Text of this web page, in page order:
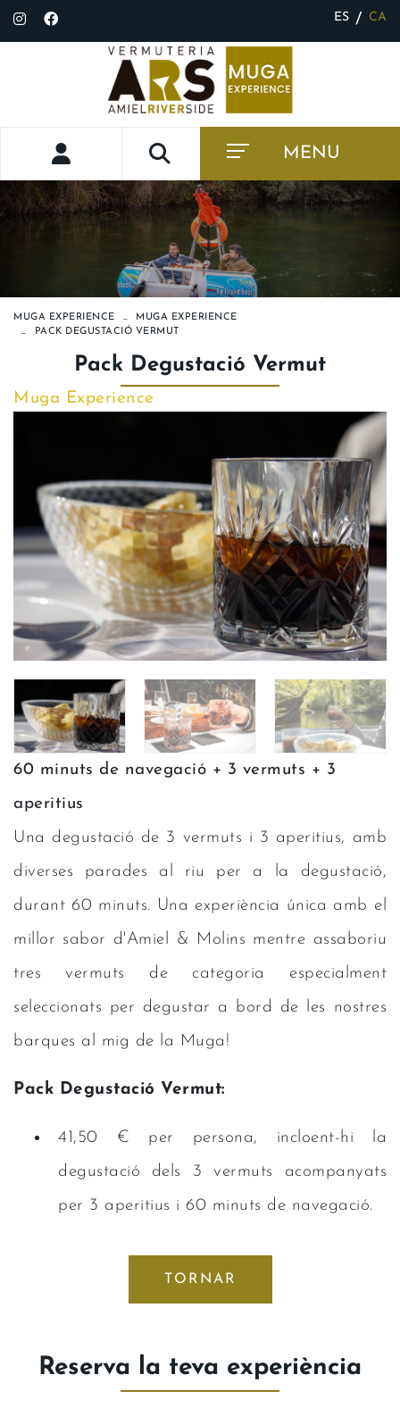
ES / CA
MENU
MUGA EXPERIENCE
MUGA EXPERIENCE
PACK DEGUSTACIÓ VERMUT
Pack Degustació Vermut
Muga Experience
60 minuts de navegació + 3 vermuts + 3
aperitius
Una degustació de 3 vermuts i 3 aperitius, amb
diverses parades al riu per a la degustació,
durant 60 minuts. Una experiència única amb el
millor sabor d'Amiel & Molins mentre assaboriu
tres vermuts de categoria especialment
seleccionats per degustar a bord de les nostres
barques al mig de la Muga!
Pack Degustació Vermut:
41,50 € per persona, incloent-hi la
degustació dels 3 vermuts acompanyats
per 3 aperitius i 60 minuts de navegació.
TORNAR
Reserva la teva experiència